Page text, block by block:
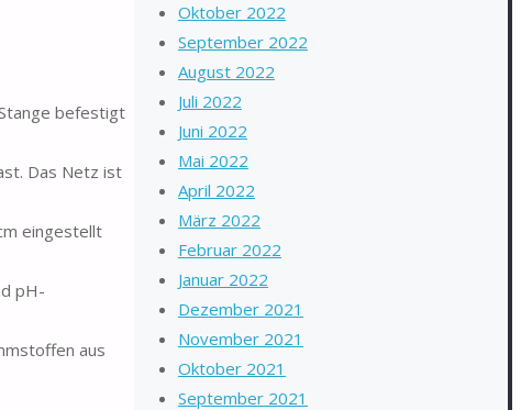
befestigt
Das Netz ist
eingestellt
pH-
aus
Oktober 2022
September 2022
August 2022
Juli 2022
Juni 2022
Mai 2022
April 2022
März 2022
Februar 2022
Januar 2022
Dezember 2021
November 2021
Oktober 2021
September 2021